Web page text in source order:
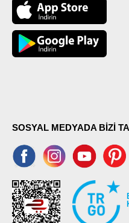
SOSYAL MEDYADA BİZİ